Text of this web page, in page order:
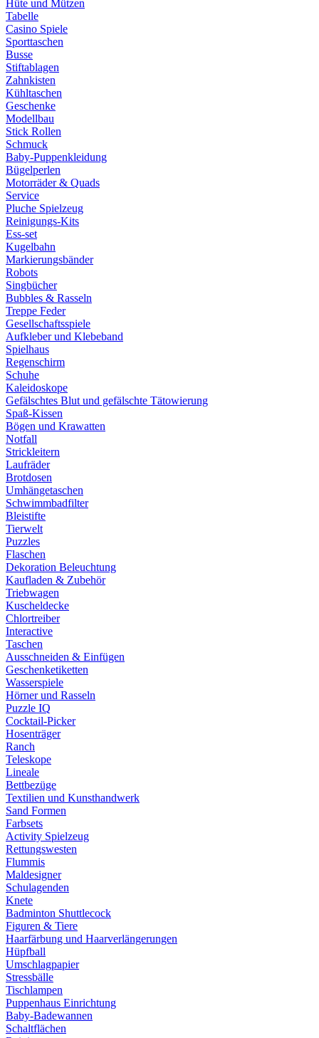
Hüte und Mützen
Tabelle
Casino Spiele
Sporttaschen
Busse
Stiftablagen
Zahnkisten
Kühltaschen
Geschenke
Modellbau
Stick Rollen
Schmuck
Baby-Puppenkleidung
Bügelperlen
Motorräder & Quads
Service
Pluche Spielzeug
Reinigungs-Kits
Ess-set
Kugelbahn
Markierungsbänder
Robots
Singbücher
Bubbles & Rasseln
Treppe Feder
Gesellschaftsspiele
Aufkleber und Klebeband
Spielhaus
Regenschirm
Schuhe
Kaleidoskope
Gefälschtes Blut und gefälschte Tätowierung
Spaß-Kissen
Bögen und Krawatten
Notfall
Strickleitern
Laufräder
Brotdosen
Umhängetaschen
Schwimmbadfilter
Bleistifte
Tierwelt
Puzzles
Flaschen
Dekoration Beleuchtung
Kaufladen & Zubehör
Triebwagen
Kuscheldecke
Chlortreiber
Interactive
Taschen
Ausschneiden & Einfügen
Geschenketiketten
Wasserspiele
Hörner und Rasseln
Puzzle IQ
Cocktail-Picker
Hosenträger
Ranch
Teleskope
Lineale
Bettbezüge
Textilien und Kunsthandwerk
Sand Formen
Farbsets
Activity Spielzeug
Rettungswesten
Flummis
Maldesigner
Schulagenden
Knete
Badminton Shuttlecock
Figuren & Tiere
Haarfärbung und Haarverlängerungen
Hüpfball
Umschlagpapier
Stressbälle
Tischlampen
Puppenhaus Einrichtung
Baby-Badewannen
Schaltflächen